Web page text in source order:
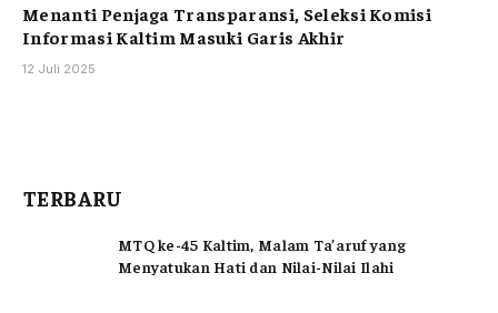
Menanti Penjaga Transparansi, Seleksi Komisi
Informasi Kaltim Masuki Garis Akhir
12 Juli 2025
TERBARU
MTQ ke-45 Kaltim, Malam Ta’aruf yang
Menyatukan Hati dan Nilai-Nilai Ilahi